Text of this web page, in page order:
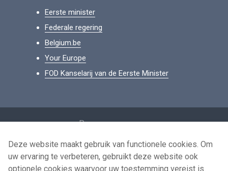
Eerste minister
Federale regering
Belgium.be
Your Europe
FOD Kanselarij van de Eerste Minister
Persoonsgegevens
Voorwaarden voor het hergebruik
Contacteer ons
Deze website maakt gebruik van functionele cookies. Om
uw ervaring te verbeteren, gebruikt deze website ook
optionele cookies waarvoor uw toestemming vereist is.